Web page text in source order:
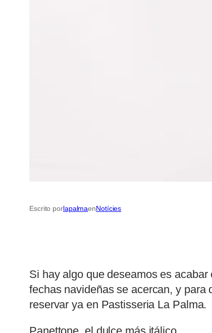
Escrito porlapalmaenNotícies
Si hay algo que deseamos es
fechas navideñas se acercan, y
reservar ya en Pastisseria La Palma.